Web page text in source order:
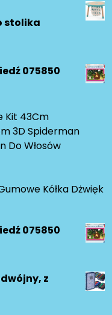
stolika
075850
Kit 43Cm
3D Spiderman
Do Włosów
Kółka Dżwięk
075850
z